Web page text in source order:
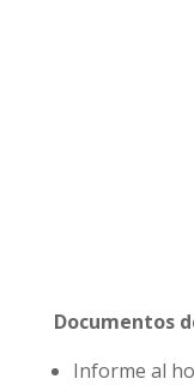
Documentos
Informe al